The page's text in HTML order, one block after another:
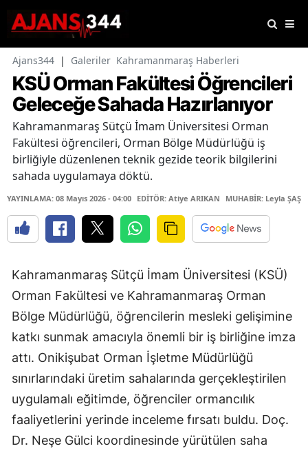
Ajans344 | Galeriler Kahramanmaraş Haberleri
KSÜ Orman Fakültesi Öğrencileri
Geleceğe Sahada Hazırlanıyor
Kahramanmaraş Sütçü İmam Üniversitesi Orman
Fakültesi öğrencileri, Orman Bölge Müdürlüğü iş
birliğiyle düzenlenen teknik gezide teorik bilgilerini
sahada uygulamaya döktü.
YAYINLAMA: 08 Mayıs 2026 - 04:00 EDİTÖR: Atiye ARIKAN MUHABİR: Leyla ŞAŞTI
Kahramanmaraş Sütçü İmam Üniversitesi (KSÜ)
Orman Fakültesi ve Kahramanmaraş Orman
Bölge Müdürlüğü, öğrencilerin mesleki gelişimine
katkı sunmak amacıyla önemli bir iş birliğine imza
attı. Onikişubat Orman İşletme Müdürlüğü
sınırlarındaki üretim sahalarında gerçekleştirilen
uygulamalı eğitimde, öğrenciler ormancılık
faaliyetlerini yerinde inceleme fırsatı buldu. Doç.
Dr. Neşe Gülci koordinesinde yürütülen saha